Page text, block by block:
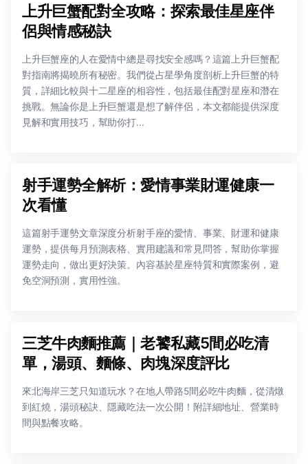
上升巨蟹配對全攻略：探索最佳星座伴
侶與情感秘訣
上升巨蟹座的人在愛情中總是尋找安全感嗎？這篇上升巨蟹配
對指南將揭曉所有秘密。我們從占星學角度剖析上升巨蟹的特
質，詳細比較與十二星座的相容性，包括最佳配對星座和潛在
挑戰。無論你是上升巨蟹還是想了解伴侶，本文都能提供深度
見解和實用技巧，幫助你打...
射手運勢全解析：愛情事業財運健康一
次看懂
這篇射手運勢文章深度分析射手座的愛情、事業、財運和健康
運勢，提供每月預測表格、實用建議和常見問答，幫助你掌握
運勢走向，做出更好決策。內容基於星座特質和實際案例，避
免空洞預測，實用性強。
三芝牛肉麵推薦｜老饕私藏5間必吃清
單，湯頭、麵條、肉塊深度評比
來北海岸三芝只知道玩水？在地人帶路5間必吃牛肉麵，從清燉
到紅燒，湯頭秘訣、隱藏吃法一次公開！附詳細地址、營業時
間與點餐攻略。